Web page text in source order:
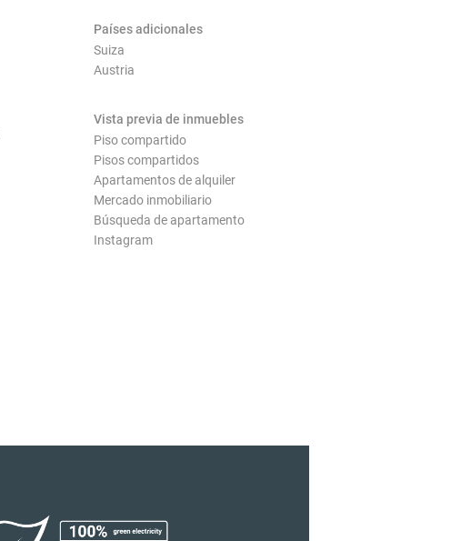
Países adicionales
Suiza
Austria
Vista previa de inmuebles
Piso compartido
Pisos compartidos
Apartamentos de alquiler
Mercado inmobiliario
Búsqueda de apartamento
Instagram